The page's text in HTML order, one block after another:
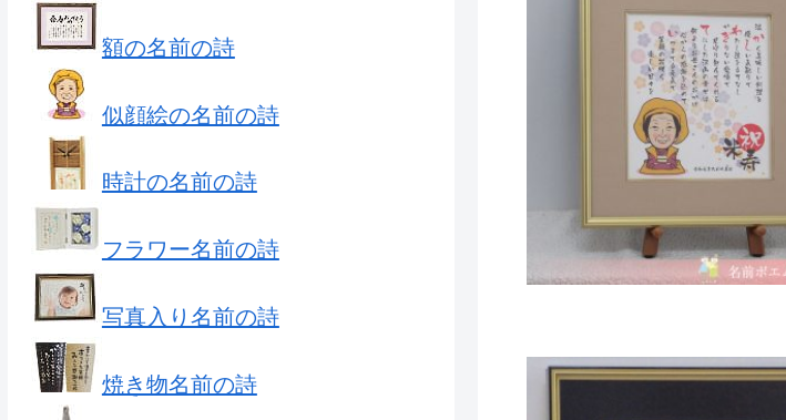
額の名前の詩
似顔絵の名前の詩
時計の名前の詩
フラワー名前の詩
写真入り名前の詩
焼き物名前の詩